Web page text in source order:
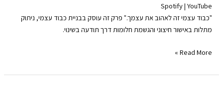
Amazon
Google Play
RSS FEED
SHARE
LINK
EMBED
Spotify| YouTube
"כבוד עצמי זה לאהוב את עצמך." פרק זה עוסק בבניית כבוד עצמי, ניתוק
מתלות באישור חיצוני והגשמת חלומות דרך תודעה בשינוי.
האמת
|
Read More »